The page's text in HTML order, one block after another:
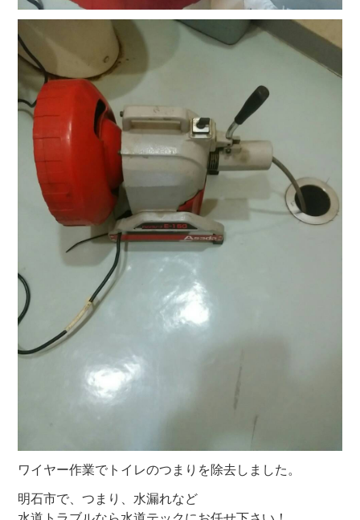
ワイヤー作業でトイレのつまりを除去しました。
明石市で、つまり、水漏れなど